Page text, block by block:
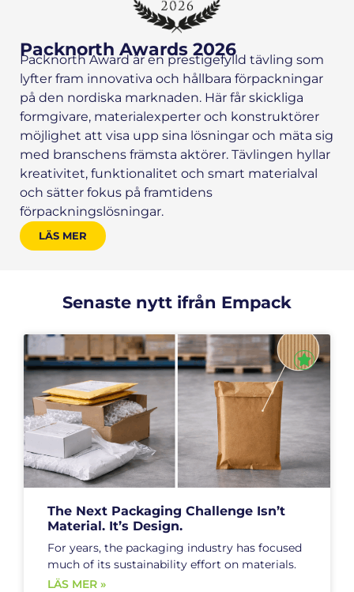
Packnorth Awards 2026
Packnorth Award är en prestigefylld tävling som
lyfter fram innovativa och hållbara förpackningar
på den nordiska marknaden. Här får skickliga
formgivare, materialexperter och konstruktörer
möjlighet att visa upp sina lösningar och mäta sig
med branschens främsta aktörer. Tävlingen hyllar
kreativitet, funktionalitet och smart materialval
och sätter fokus på framtidens
förpackningslösningar.
LÄS MER
Senaste nytt ifrån Empack
The Next Packaging Challenge Isn’t
Material. It’s Design.
For years, the packaging industry has focused
much of its sustainability effort on materials.
LÄS MER »